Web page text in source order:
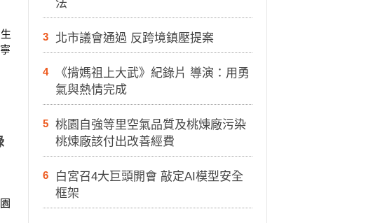
法
3 北市議會通過 反跨境鎮壓提案
4
《揹媽祖上大武》紀錄片 導演：用勇
氣與熱情完成
5
桃園自強等里空氣品質及桃煉廠污染
桃煉廠該付出改善經費
6
白宮召4大巨頭開會 敲定AI模型安全
框架